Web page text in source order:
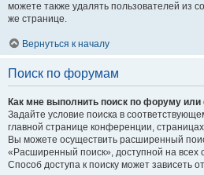
можете также удалять пользователей из
же странице.
Вернуться к началу
Поиск по форумам
Как мне выполнить поиск по форуму
Задайте условие поиска в
главной странице конференции,
Вы можете осуществить расширенный
«Расширенный поиск», доступной на всех
Способ доступа к поиску может зависеть